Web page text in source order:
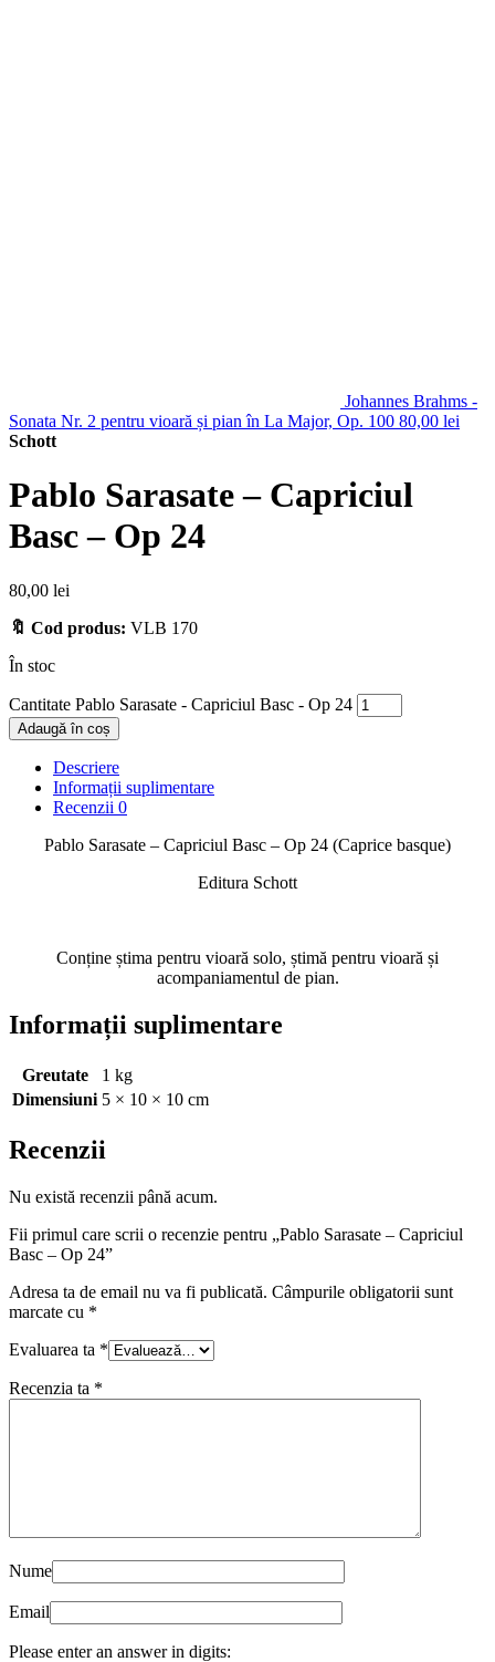
Johannes Brahms -
Sonata Nr. 2 pentru vioară și pian în La Major, Op. 100 80,00 lei
Schott
Pablo Sarasate – Capriciul
Basc – Op 24
80,00 lei
🔖 Cod produs: VLB 170
În stoc
Cantitate Pablo Sarasate - Capriciul Basc - Op 24
Adaugă în coș
Descriere
Informații suplimentare
Recenzii 0
Pablo Sarasate – Capriciul Basc – Op 24 (Caprice basque)
Editura Schott
Conține știma pentru vioară solo, știmă pentru vioară și
acompaniamentul de pian.
Informații suplimentare
Greutate
1 kg
Dimensiuni 5 × 10 × 10 cm
Recenzii
Nu există recenzii până acum.
Fii primul care scrii o recenzie pentru „Pablo Sarasate – Capriciul
Basc – Op 24”
Adresa ta de email nu va fi publicată. Câmpurile obligatorii sunt
marcate cu *
Evaluarea ta *
Recenzia ta *
Nume
Email
Please enter an answer in digits: